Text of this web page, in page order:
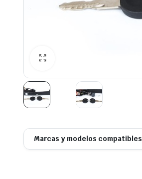
Marcas y modelos compatibles